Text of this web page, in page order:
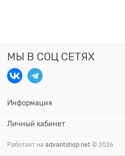
МЫ В СОЦ СЕТЯХ
Информация
Личный кабинет
Работает на advantshop.net © 2026